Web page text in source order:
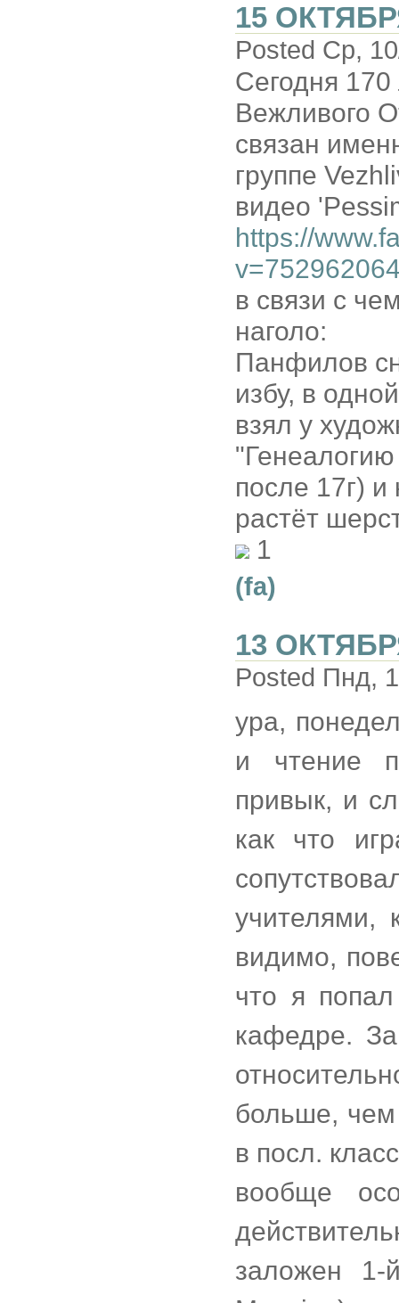
15
Posted Ср,
Сегодня
Вежливого
связан
группе
видео
https://
в связи с
наголо:
Панфилов
избу, в
взял у
после 17г) и
растёт
1
(fa)
13
Posted Пнд,
ура,
и чтение
привык, и
как что
учителями,
видимо,
что я
кафедре.
больше, чем
в посл.
вообще
заложен